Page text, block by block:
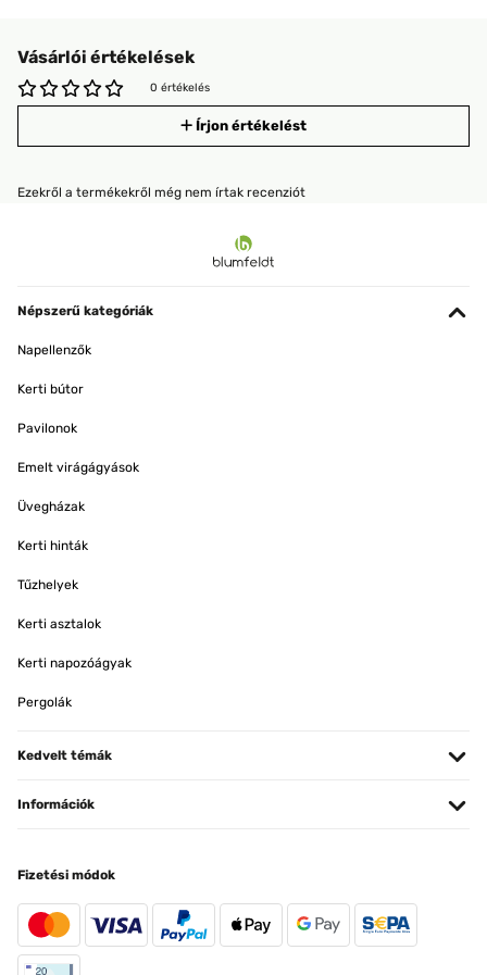
Vásárlói értékelések
0 értékelés
Írjon értékelést
Ezekről a termékekről még nem írtak recenziót
Népszerű kategóriák
Napellenzők
Kerti bútor
Pavilonok
Emelt virágágyások
Üvegházak
Kerti hinták
Tűzhelyek
Kerti asztalok
Kerti napozóágyak
Pergolák
Kedvelt témák
Információk
Fizetési módok